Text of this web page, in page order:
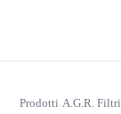
Prodotti›A.G.R. Filtri